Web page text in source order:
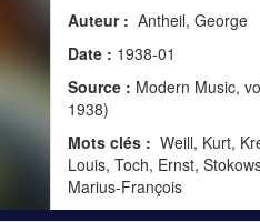
Auteur : Antheil, George
Date : 1938-01
Source : Modern Music,
1938)
Mots clés : Weill, Kurt,
Louis, Toch, Ernst,
Marius-François